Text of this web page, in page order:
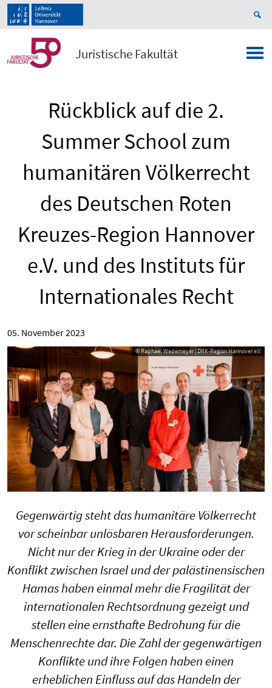
Juristische Fakultät
Rückblick auf die 2.
Summer School zum
humanitären Völkerrecht
des Deutschen Roten
Kreuzes-Region Hannover
e.V. und des Instituts für
Internationales Recht
05. November 2023
© Raphael Wedemeyer | DRK-Region Hannover e.V.
Gegenwärtig steht das humanitäre Völkerrecht
vor scheinbar unlösbaren Herausforderungen.
Nicht nur der Krieg in der Ukraine oder der
Konflikt zwischen Israel und der palästinensischen
Hamas haben einmal mehr die Fragilität der
internationalen Rechtsordnung gezeigt und
stellen eine ernsthafte Bedrohung für die
Menschenrechte dar. Die Zahl der gegenwärtigen
Konflikte und ihre Folgen haben einen
erheblichen Einfluss auf das Handeln der